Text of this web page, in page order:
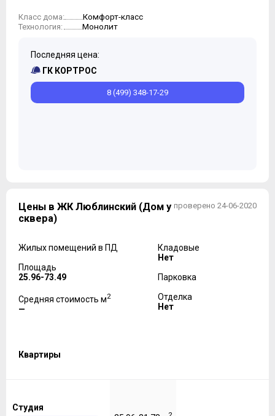
Класс дома: Комфорт-класс
Технология: Монолит
Последняя цена:
ГК КОРТРОС
8 (499) 348-17-29
проверено 24-06-2020
Цены в ЖК Люблинский (Дом у
сквера)
Жилых помещений в ПД
Площадь
25.96-73.49
Средняя стоимость м2
—
Кладовые
Нет
Парковка
Отделка
Нет
Квартиры
Студия